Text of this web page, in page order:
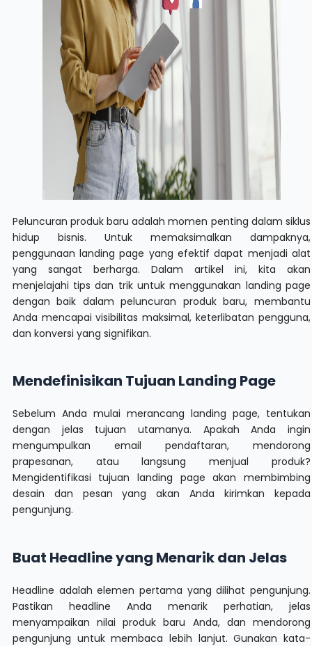
Peluncuran produk baru adalah momen penting dalam siklus
hidup bisnis. Untuk memaksimalkan dampaknya,
penggunaan landing page yang efektif dapat menjadi alat
yang sangat berharga. Dalam artikel ini, kita akan
menjelajahi tips dan trik untuk menggunakan landing page
dengan baik dalam peluncuran produk baru, membantu
Anda mencapai visibilitas maksimal, keterlibatan pengguna,
dan konversi yang signifikan.
Mendefinisikan Tujuan Landing Page
Sebelum Anda mulai merancang landing page, tentukan
dengan jelas tujuan utamanya. Apakah Anda ingin
mengumpulkan email pendaftaran, mendorong
prapesanan, atau langsung menjual produk?
Mengidentifikasi tujuan landing page akan membimbing
desain dan pesan yang akan Anda kirimkan kepada
pengunjung.
Buat Headline yang Menarik dan Jelas
Headline adalah elemen pertama yang dilihat pengunjung.
Pastikan headline Anda menarik perhatian, jelas
menyampaikan nilai produk baru Anda, dan mendorong
pengunjung untuk membaca lebih lanjut. Gunakan kata-